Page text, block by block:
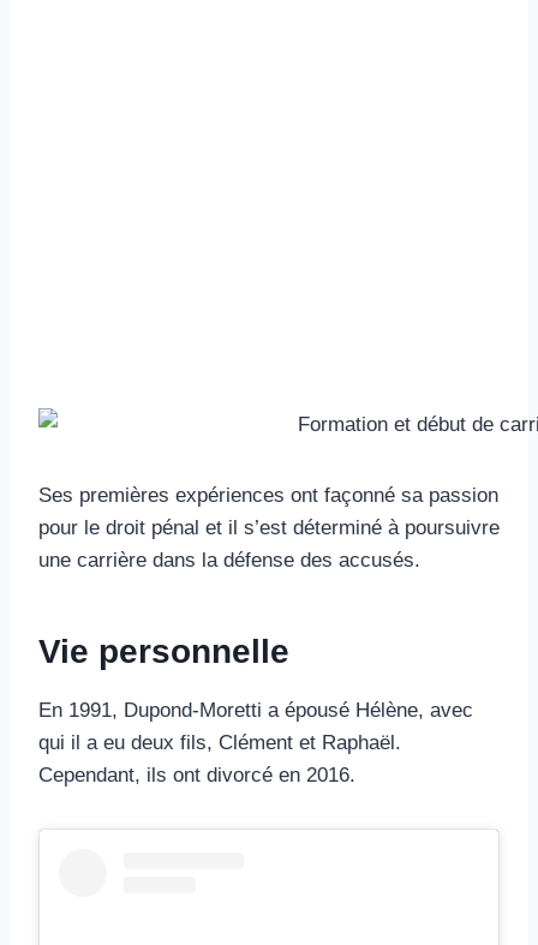
Ses premières expériences ont façonné sa passion
pour le droit pénal et il s’est déterminé à poursuivre
une carrière dans la défense des accusés.
Vie personnelle
En 1991, Dupond-Moretti a épousé Hélène, avec
qui il a eu deux fils, Clément et Raphaël.
Cependant, ils ont divorcé en 2016.